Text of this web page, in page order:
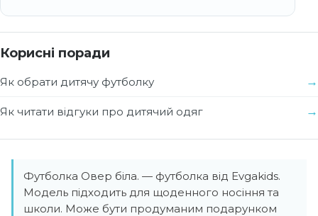
Корисні поради
Як обрати дитячу футболку
Як читати відгуки про дитячий одяг
Футболка Овер біла. — футболка від Evgakids.
Модель підходить для щоденного носіння та
школи. Може бути продуманим подарунком